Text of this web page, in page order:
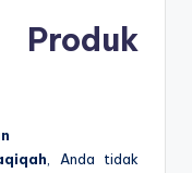
, Anda tidak